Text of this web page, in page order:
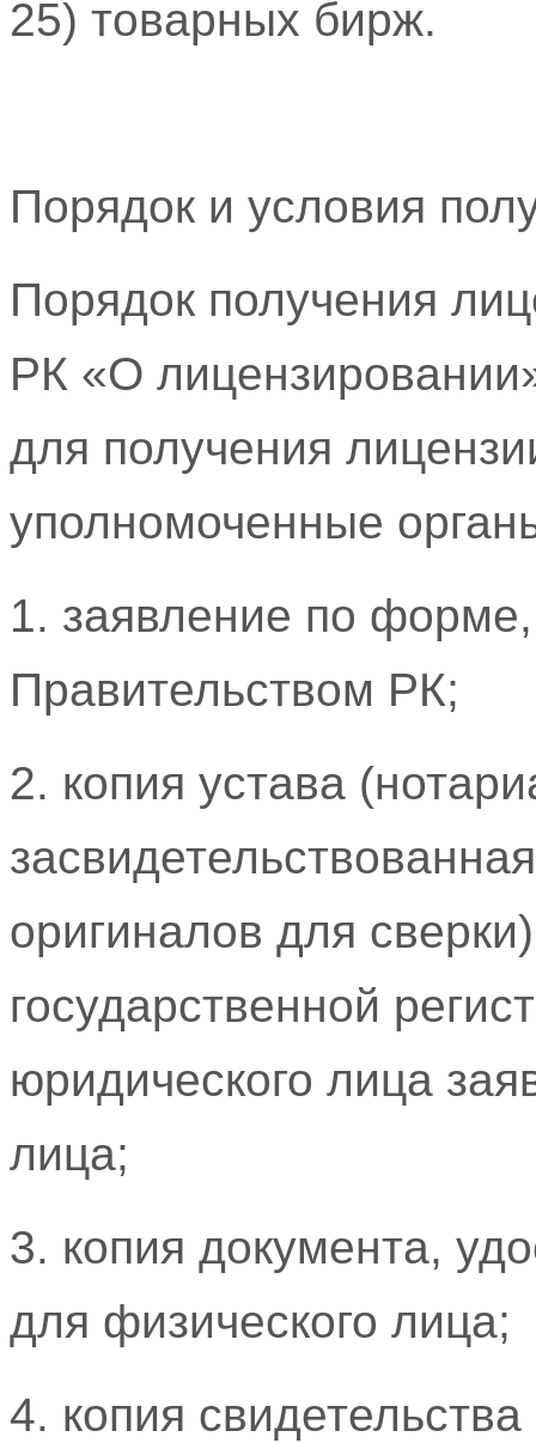
25) товарных бирж.
Порядок и условия
Порядок получения
РК «О
для получения
уполномоченные
1. заявление по
Правительством РК;
2. копия устава
оригиналов для
государственной
юридического лица
лица;
3. копия документа,
для физического лица;
4. копия